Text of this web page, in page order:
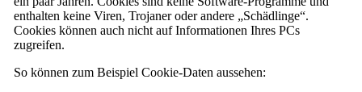
enthalten keine Viren, Trojaner oder andere „Schädlinge“.
Cookies können auch nicht auf Informationen Ihres PCs
zugreifen.
So können zum Beispiel Cookie-Daten aussehen: